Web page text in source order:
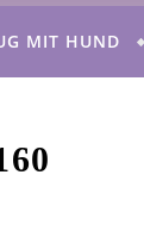
MIT HUND